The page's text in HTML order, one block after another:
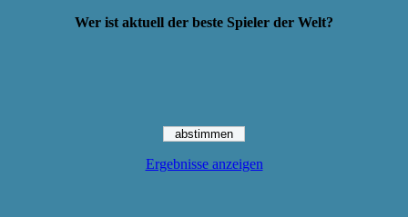
Wer ist aktuell der beste Spieler der Welt?
Ergebnisse anzeigen